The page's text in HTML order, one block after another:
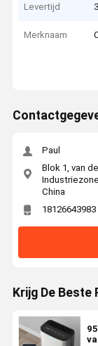
Levertijd
Merknaam
Paul
Blok 1, van
China
18126643983
Krijg De Beste